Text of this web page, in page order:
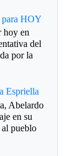
para HOY
hoy en
del
por la
Espriella
Abelardo
en su
al pueblo